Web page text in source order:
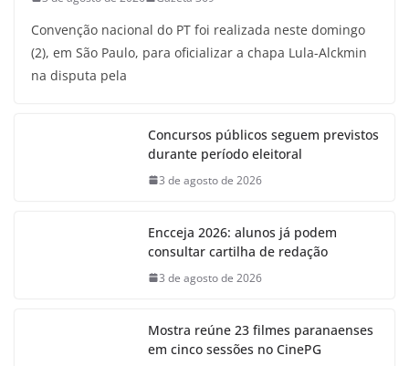
Convenção nacional do PT foi realizada neste domingo
(2), em São Paulo, para oficializar a chapa Lula-Alckmin
na disputa pela
Concursos públicos seguem previstos
durante período eleitoral
3 de agosto de 2026
Encceja 2026: alunos já podem
consultar cartilha de redação
3 de agosto de 2026
Mostra reúne 23 filmes paranaenses
em cinco sessões no CinePG